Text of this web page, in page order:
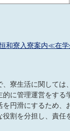
恒和寮入寮案内≪在
、寮生活に関しては
的に管理運営をする
を円滑にするため、
割を分担し、責任